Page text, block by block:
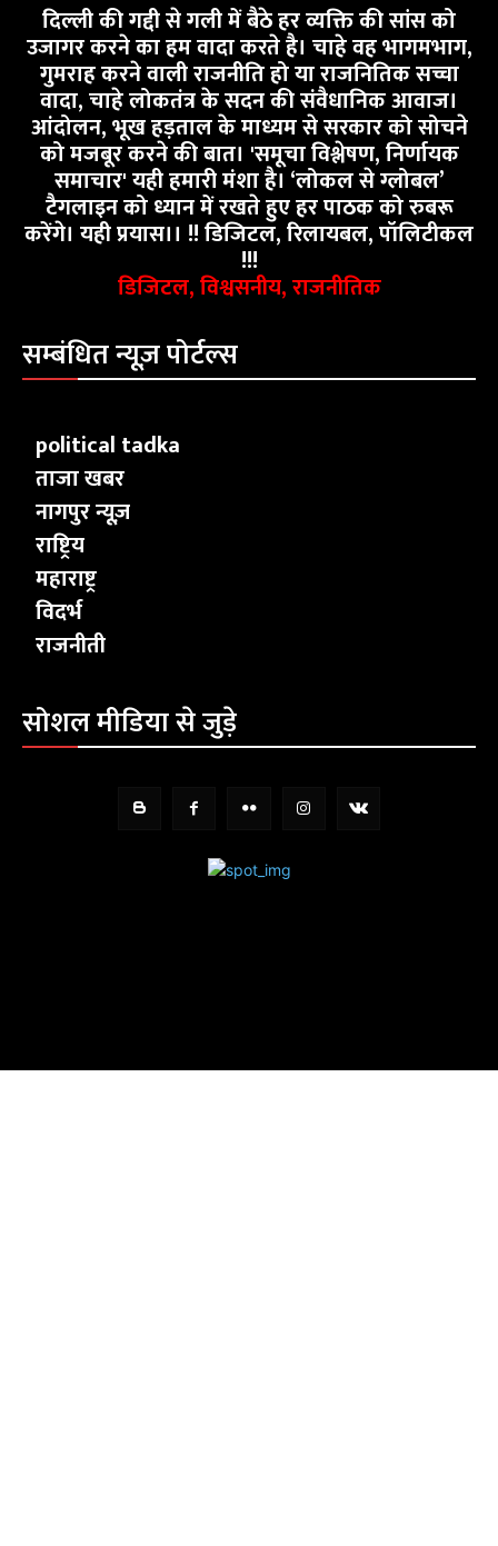
दिल्ली की गद्दी से गली में बैठे हर व्यक्ति की सांस को
उजागर करने का हम वादा करते है। चाहे वह भागमभाग,
गुमराह करने वाली राजनीति हो या राजनितिक सच्चा
वादा, चाहे लोकतंत्र के सदन की संवैधानिक आवाज।
आंदोलन, भूख हड़ताल के माध्यम से सरकार को सोचने
को मजबूर करने की बात। 'समूचा विश्लेषण, निर्णायक
समाचार' यही हमारी मंशा है। ‘लोकल से ग्लोबल’
टैगलाइन को ध्यान में रखते हुए हर पाठक को रुबरू
करेंगे। यही प्रयास।। !! डिजिटल, रिलायबल, पॉलिटीकल
!!!
डिजिटल, विश्वसनीय, राजनीतिक
सम्बंधित न्यूज़ पोर्टल्स
political tadka
ताजा खबर
नागपुर न्यूज़
राष्ट्रिय
महाराष्ट्र
विदर्भ
राजनीती
सोशल मीडिया से जुड़े